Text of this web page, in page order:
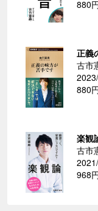
880
正義
古市
880
楽観
古市
968